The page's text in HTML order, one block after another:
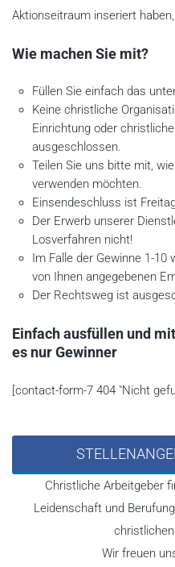
Aktionseitraum inseriert
Wie machen Sie mit?
Füllen Sie einfach das
Keine christliche
Einrichtung oder
ausgeschlossen.
Teilen Sie uns bitte mit,
verwenden möchten.
Einsendeschluss ist
Der Erwerb unserer
Losverfahren nicht!
Im Falle der Gewinne 1-10
von Ihnen angegebenen
Der Rechtsweg ist
Einfach ausfüllen und
es nur Gewinner
[contact-form-7 404 "Nicht
Christliche Arbeitgeber
Leidenschaft und
Wir freuen